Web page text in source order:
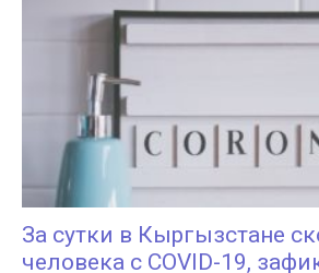
За сутки в Кыргызстане
человека с COVID-19,